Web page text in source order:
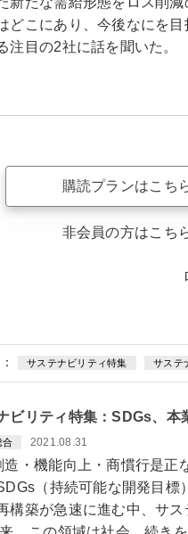
どこにあり、今後なにを
注目の2社に話を聞いた。
購読プランはこち
非会員の方はこち
サステナビリティ特集 サステ
ビリティ特集：SDGs、
合 2021.08.31
・機能向上・商慣行是
（持続可能な開発目
構築が急速に進む中、サ